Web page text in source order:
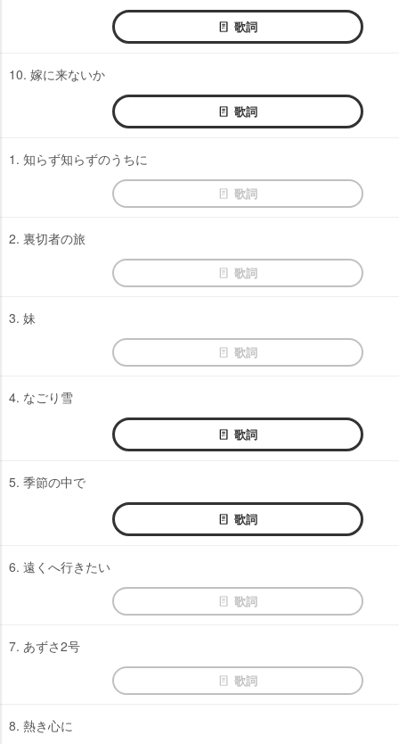
歌詞
10. 嫁に来ないか
歌詞
1. 知らず知らずのうちに
歌詞
2. 裏切者の旅
歌詞
3. 妹
歌詞
4. なごり雪
歌詞
5. 季節の中で
歌詞
6. 遠くへ行きたい
歌詞
7. あずさ2号
歌詞
8. 熱き心に